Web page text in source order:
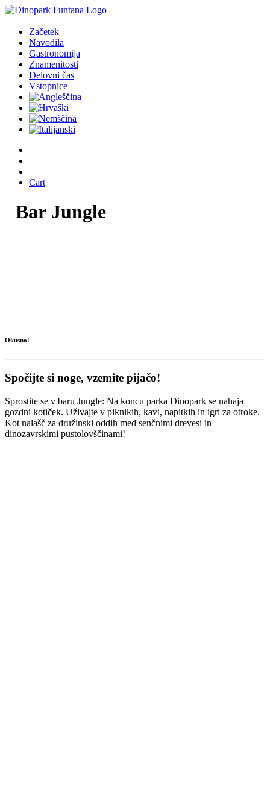
Začetek
Navodila
Gastronomija
Znamenitosti
Delovni čas
Vstopnice
Cart
Bar Jungle
Okusno!
Spočijte si noge, vzemite pijačo!
Sprostite se v baru Jungle: Na koncu parka Dinopark se nahaja
gozdni kotiček. Uživajte v piknikih, kavi, napitkih in igri za otroke.
Kot nalašč za družinski oddih med senčnimi drevesi in
dinozavrskimi pustolovščinami!